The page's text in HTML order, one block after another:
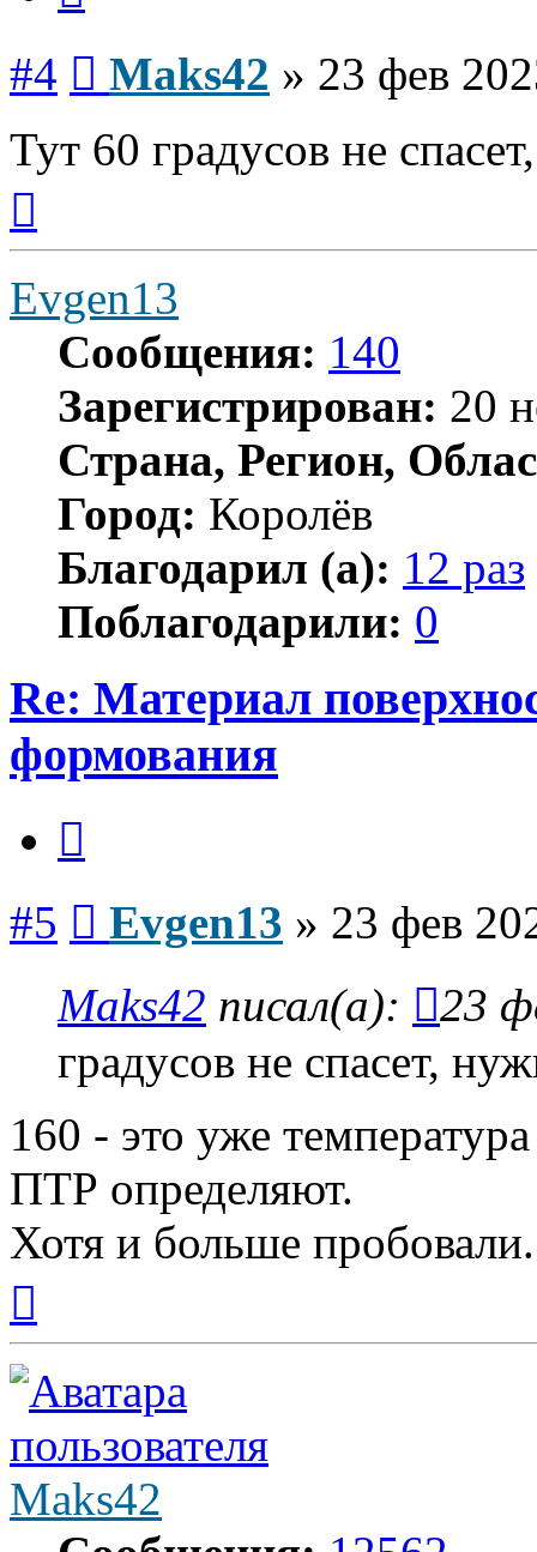
#4 Maks42 » 23 фев
Тут 60 градусов не
началу
Evgen13
Сообщения: 140
Зарегистрирован: 20
Страна, Регион,
Город: Королёв
Благодарил (а): 12 раз
Поблагодарили: 0
Re: Материал
формования
#5 Evgen13 » 23 фев
Maks42 писал(а):
23
градусов не спасет,
160 - это уже
ПТР определяют.
Хотя и больше
началу
Maks42